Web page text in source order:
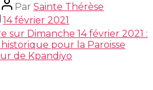
Par Sainte Thérèse
14 février 2021
sur Dimanche 14 février 2021 :
pour la Paroisse
de Kpandiyo